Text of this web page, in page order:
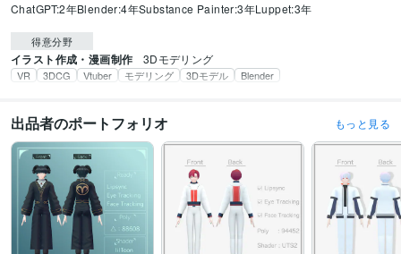
ChatGPT:2年Blender:4年Substance Painter:3年Luppet:3年
得意分野
イラスト作成・漫画制作 3Dモデリング
VR 3DCG Vtuber モデリング 3Dモデル Blender
出品者のポートフォリオ もっと見る